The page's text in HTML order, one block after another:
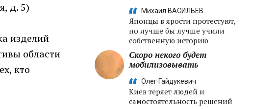
д. 5)
изделий
области
кто
Михаил ВАСИЛЬЕВ
Японцы в ярости протестуют,
но лучше бы лучше учили
собственную историю
Скоро некого будет
мобилизовывать
Олег Гайдукевич
Киев теряет людей и
самостоятельность решений